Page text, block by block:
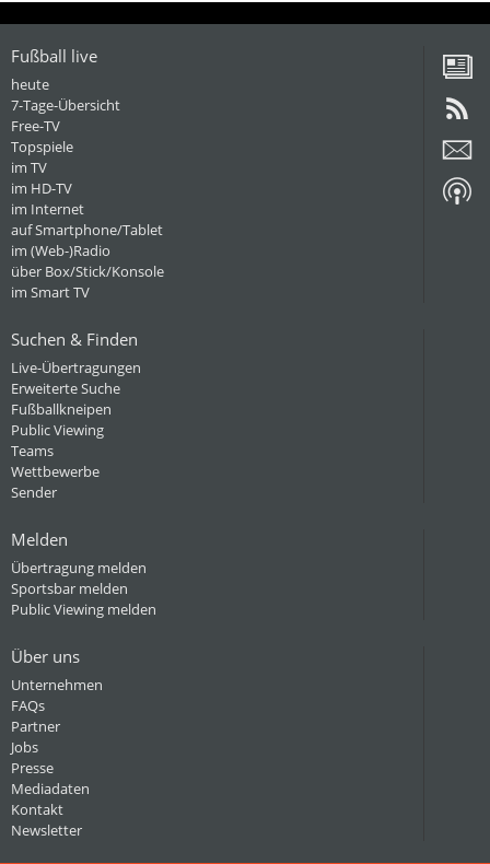
Fußball live
heute
7-Tage-Übersicht
Free-TV
Topspiele
im TV
im HD-TV
im Internet
auf Smartphone/Tablet
im (Web-)Radio
über Box/Stick/Konsole
im Smart TV
Suchen & Finden
Live-Übertragungen
Erweiterte Suche
Fußballkneipen
Public Viewing
Teams
Wettbewerbe
Sender
Melden
Übertragung melden
Sportsbar melden
Public Viewing melden
Über uns
Unternehmen
FAQs
Partner
Jobs
Presse
Mediadaten
Kontakt
Newsletter